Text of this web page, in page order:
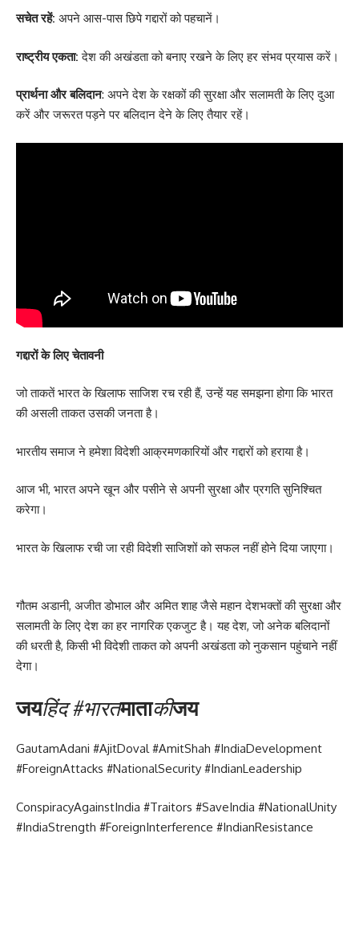
सचेत रहें: अपने आस-पास छिपे गद्दारों को पहचानें।
राष्ट्रीय एकता: देश की अखंडता को बनाए रखने के लिए हर संभव प्रयास करें।
प्रार्थना और बलिदान: अपने देश के रक्षकों की सुरक्षा और सलामती के लिए दुआ
करें और जरूरत पड़ने पर बलिदान देने के लिए तैयार रहें।
गद्दारों के लिए चेतावनी
जो ताकतें भारत के खिलाफ साजिश रच रही हैं, उन्हें यह समझना होगा कि भारत
की असली ताकत उसकी जनता है।
भारतीय समाज ने हमेशा विदेशी आक्रमणकारियों और गद्दारों को हराया है।
आज भी, भारत अपने खून और पसीने से अपनी सुरक्षा और प्रगति सुनिश्चित
करेगा।
भारत के खिलाफ रची जा रही विदेशी साजिशों को सफल नहीं होने दिया जाएगा।
गौतम अडानी, अजीत डोभाल और अमित शाह जैसे महान देशभक्तों की सुरक्षा और
सलामती के लिए देश का हर नागरिक एकजुट है। यह देश, जो अनेक बलिदानों
की धरती है, किसी भी विदेशी ताकत को अपनी अखंडता को नुकसान पहुंचाने नहीं
देगा।
जयहिंद #भारतमाताकीजय
GautamAdani #AjitDoval #AmitShah #IndiaDevelopment
#ForeignAttacks #NationalSecurity #IndianLeadership
ConspiracyAgainstIndia #Traitors #SaveIndia #NationalUnity
#IndiaStrength #ForeignInterference #IndianResistance